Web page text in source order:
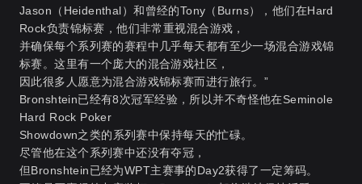
Jason（Heidenthal）和曾经的Tony（Burns），他们在Hard
Rock负责锦标赛，他们非常重视混合游戏，
并确保每个系列赛的赛程中几乎每天都有至少一场混合游戏锦
标赛。这里有一个庞大的混合游戏社区，
因此很多人愿意为混合游戏锦标赛而进行旅行。”
Bronshtein已经有8次冠军经验，所以并不奇怪他在Seminole
Hard Rock Poker
Showdown之类的系列赛中保持每天的忙碌。
尽管他在这个系列赛中还没有夺冠，
但Bronshtein已经为WPT主赛事的Day2获得了一定筹码。